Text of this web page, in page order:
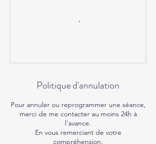
Politique d'annulation
Pour annuler ou reprogrammer une séance,
merci de me contacter au moins 24h à
l'avance.
En vous remerciant de votre
compréhension.